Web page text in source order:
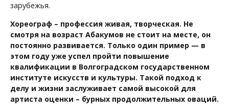
зарубежья.
Хореограф – профессия живая, творческая. Не
смотря на возраст Абакумов не стоит на месте, он
постоянно развивается. Только один пример — в
этом году уже успел пройти повышение
квалификации в Волгоградском государственном
институте искусств и культуры. Такой подход к
делу и жизни заслуживает самой высокой для
артиста оценки – бурных продолжительных оваций.